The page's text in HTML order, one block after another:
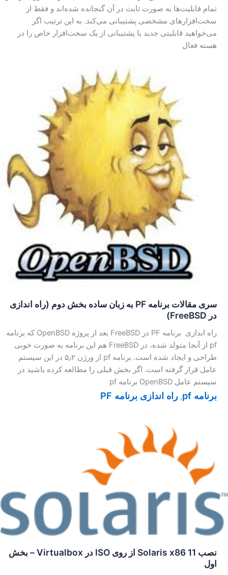
تمام قابلیت‌ها به صورت ثابت در آن گنجانده شده‌اند و فقط از
سخت‌افزارهای مشخصی پشتیبانی می‌کند. به این ترتیب اگر
می‌خواهید قابلیتی جدید یا پشتیبانی از یک سخت‌افزار خاص را در
هسته فعال
سری مقالات برنامه PF به زبان ساده بخش دوم (راه اندازی
در FreeBSD)
راه اندازی برنامه PF در FreeBSD بعد از پروژه OpenBSD که برنامه
pf از آنجا متولد شده، در FreeBSD هم این برنامه به صورت خوبی
طراحی و ایجاد شده است. برنامه pf از ورژن ۵٫۲ در این سیستم
عامل قرار گرفته است. اگر بخش قبلی را مطالعه کرده باشید در
سیستم عامل OpenBSD برنامه pf
برنامه pf , راه اندازی برنامه PF
نصب Solaris x86 11 از روی ISO در Virtualbox – بخش
اول